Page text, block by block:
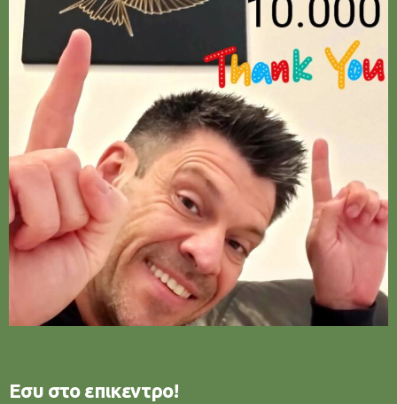
Εσυ στο επικεντρο!